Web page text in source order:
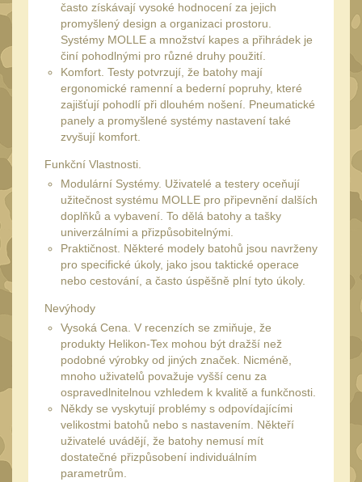
15
Popruhy a poutka
Príslušenstvo18
OPTIKY(146)
Monokuláry
Kolimátory
Zvětšovací moduly5
LPVO 21
Na vzduchovku15
Na kuše
Velký oční reliéf
Na dlouhé
vzdálenosti
Multi-range33
Krátka a střední
vzdálenost16
Príslušenstvo pre
optiku9
často získávají vysoké hodnocení za jejich
promyšlený design a organizaci prostoru.
Systémy MOLLE a množství kapes a přihrádek je
činí pohodlnými pro různé druhy použití.
Komfort. Testy potvrzují, že batohy mají
ergonomické ramenní a bederní popruhy, které
zajišťují pohodlí při dlouhém nošení. Pneumatické
panely a promyšlené systémy nastavení také
zvyšují komfort.
Funkční Vlastnosti.
Modulární Systémy. Uživatelé a testery oceňují
užitečnost systému MOLLE pro připevnění dalších
doplňků a vybavení. To dělá batohy a tašky
univerzálními a přizpůsobitelnými.
Praktičnost. Některé modely batohů jsou navrženy
pro specifické úkoly, jako jsou taktické operace
nebo cestování, a často úspěšně plní tyto úkoly.
Nevýhody
Vysoká Cena. V recenzích se zmiňuje, že
produkty Helikon-Tex mohou být dražší než
podobné výrobky od jiných značek. Nicméně,
mnoho uživatelů považuje vyšší cenu za
ospravedlnitelnou vzhledem k kvalitě a funkčnosti.
Někdy se vyskytují problémy s odpovídajícími
velikostmi batohů nebo s nastavením. Někteří
uživatelé uvádějí, že batohy nemusí mít
dostatečné přizpůsobení individuálním
parametrům.